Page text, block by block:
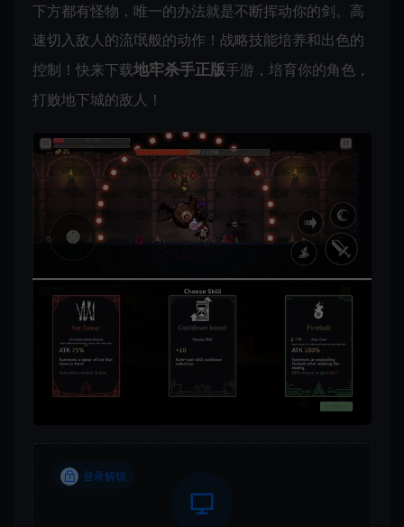
下方都有怪物，唯一的办法就是不断挥动你的剑。高
速切入敌人的流氓般的动作！战略技能培养和出色的
控制！快来下载地牢杀手正版手游，培育你的角色，
打败地下城的敌人！
登录解锁